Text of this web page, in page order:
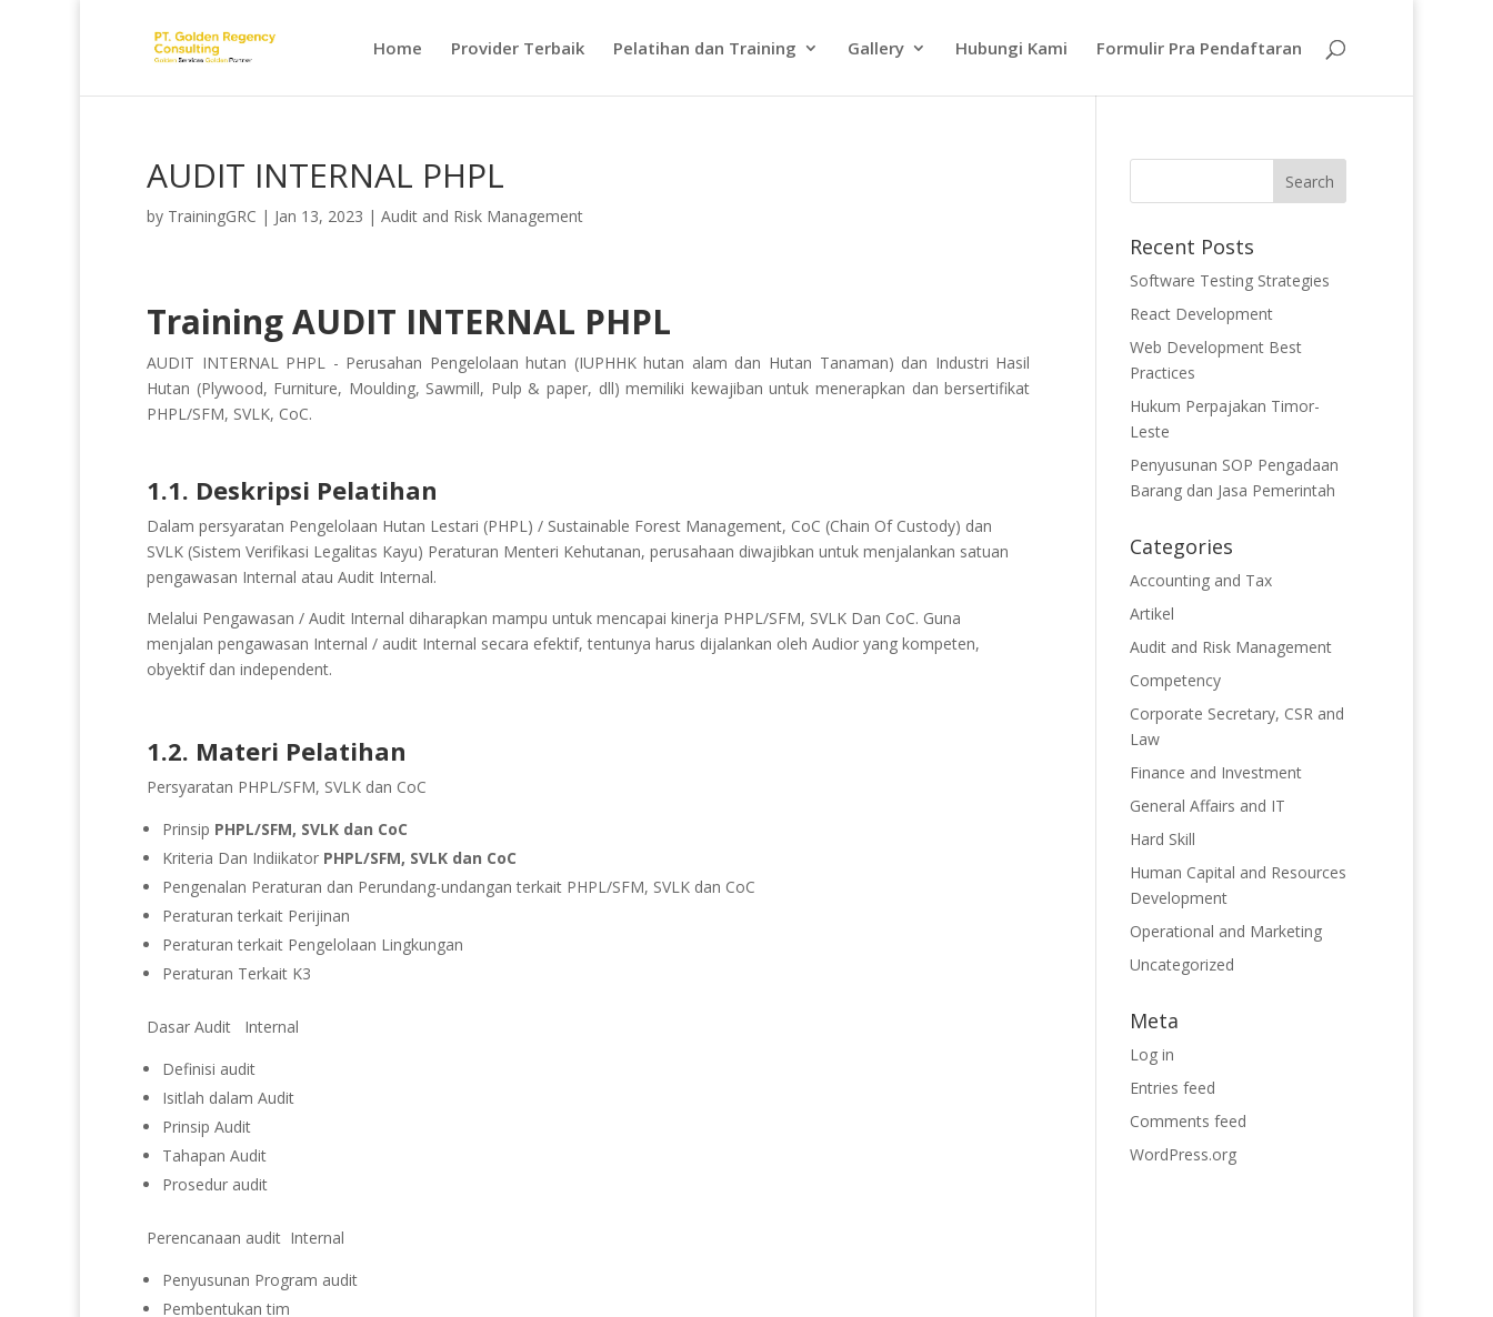
Home Provider Terbaik Pelatihan dan Training Gallery Hubungi Kami Formulir Pra Pendaftaran
AUDIT INTERNAL PHPL
by TrainingGRC | Jan 13, 2023 | Audit and Risk Management
Training AUDIT INTERNAL PHPL
AUDIT INTERNAL PHPL - Perusahan Pengelolaan hutan (IUPHHK hutan alam dan Hutan Tanaman) dan Industri Hasil
Hutan (Plywood, Furniture, Moulding, Sawmill, Pulp & paper, dll) memiliki kewajiban untuk menerapkan dan bersertifikat
PHPL/SFM, SVLK, CoC.
1.1. Deskripsi Pelatihan
Dalam persyaratan Pengelolaan Hutan Lestari (PHPL) / Sustainable Forest Management, CoC (Chain Of Custody) dan
SVLK (Sistem Verifikasi Legalitas Kayu) Peraturan Menteri Kehutanan, perusahaan diwajibkan untuk menjalankan satuan
pengawasan Internal atau Audit Internal.
Melalui Pengawasan / Audit Internal diharapkan mampu untuk mencapai kinerja PHPL/SFM, SVLK Dan CoC. Guna
menjalan pengawasan Internal / audit Internal secara efektif, tentunya harus dijalankan oleh Audior yang kompeten,
obyektif dan independent.
1.2. Materi Pelatihan
Persyaratan PHPL/SFM, SVLK dan CoC
Prinsip PHPL/SFM, SVLK dan CoC
Kriteria Dan Indiikator PHPL/SFM, SVLK dan CoC
Pengenalan Peraturan dan Perundang-undangan terkait PHPL/SFM, SVLK dan CoC
Peraturan terkait Perijinan
Peraturan terkait Pengelolaan Lingkungan
Peraturan Terkait K3
Dasar Audit Internal
Definisi audit
Isitlah dalam Audit
Prinsip Audit
Tahapan Audit
Prosedur audit
Perencanaan audit Internal
Penyusunan Program audit
Pembentukan tim
Recent Posts
Software Testing Strategies
React Development
Web Development Best
Practices
Hukum Perpajakan Timor-
Leste
Penyusunan SOP Pengadaan
Barang dan Jasa Pemerintah
Categories
Accounting and Tax
Artikel
Audit and Risk Management
Competency
Corporate Secretary, CSR and
Law
Finance and Investment
General Affairs and IT
Hard Skill
Human Capital and Resources
Development
Operational and Marketing
Uncategorized
Meta
Log in
Entries feed
Comments feed
WordPress.org